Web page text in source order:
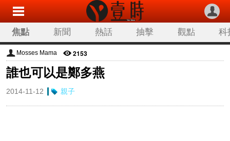
焦點 新聞 熱話 抽擊 觀點 科
Mosses Mama 2153
誰也可以是鄭多燕
2014-11-12 親子